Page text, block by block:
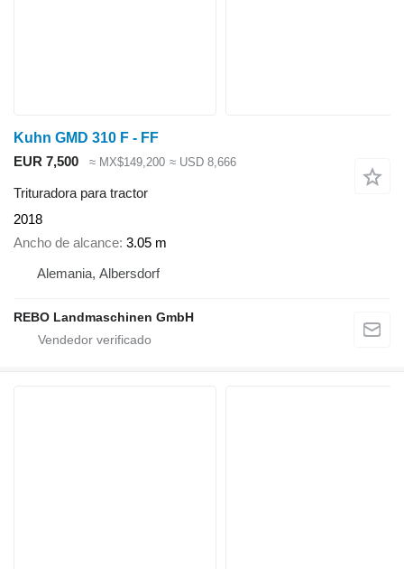
Kuhn GMD 310 F - FF
EUR 7,500
≈ MX$149,200 ≈ USD 8,666
Trituradora para tractor
2018
Ancho de alcance 3.05 m
Alemania, Albersdorf
REBO Landmaschinen GmbH